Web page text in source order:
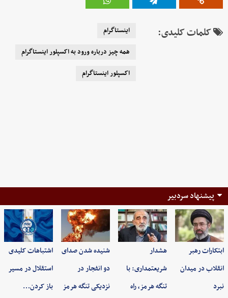
کلمات کلیدی:
اینستاگرام
همه چیز درباره ورود به اکسپلور اینستاگرام
اکسپلور اینستاگرام
پیشنهاد سردبیر
ابتکارات رهبر
انقلاب در میدان
نبرد
هشدار
شریعتمداری: با
تنگه هرمز، راه
شنیده شدن صدای
دو انفجار در
نزدیکی تنگه هرمز
اشتباهات کلیدی
استقلال در مسیر
باز کردن…